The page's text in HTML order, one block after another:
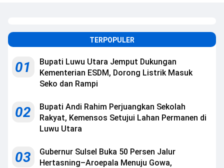
TERPOPULER
01
Bupati Luwu Utara Jemput Dukungan
Kementerian ESDM, Dorong Listrik Masuk
Seko dan Rampi
02
Bupati Andi Rahim Perjuangkan Sekolah
Rakyat, Kemensos Setujui Lahan Permanen di
Luwu Utara
03
Gubernur Sulsel Buka 50 Persen Jalur
Hertasning–Aroepala Menuju Gowa,